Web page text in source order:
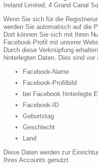
Ireland Limited, 4 Grand Canal
Wenn Sie sich für die
werden Sie automatisch auf die
Dort können Sie sich mit Ihren
Facebook-Profil mit unserer
Durch diese Verknüpfung
hinterlegten Daten. Dies sind vor
Facebook-Name
Facebook-Profilbild
bei Facebook hinterlegte
Facebook-ID
Geburtstag
Geschlecht
Land
Diese Daten werden zur
Ihres Accounts genutzt.